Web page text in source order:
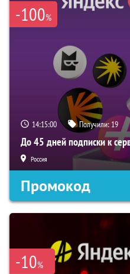
-100%
14:14:59 Получили: 19
До 45 дней подписки к
Россия
Промокод
-10%